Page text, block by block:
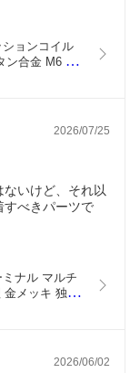
ションコイル
ン合金 M6
2026/07/25
いけど、それ以
すべきパーツで
ナル マルチ
金メッキ 独自
2026/06/02